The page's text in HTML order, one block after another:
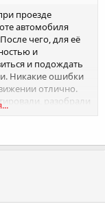
проезде
автомобиля
чего, для её
и
и подождать
Никакие ошибки
отлично.
разобрали
не выявили.
Заменил
В чем же она